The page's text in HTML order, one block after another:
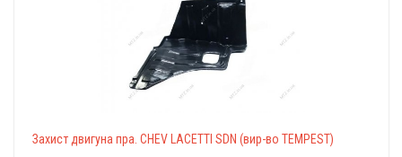
Захист двигуна пра. CHEV LACETTI SDN (вир-во TEMPEST)